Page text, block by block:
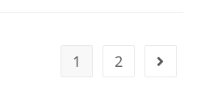
1 2